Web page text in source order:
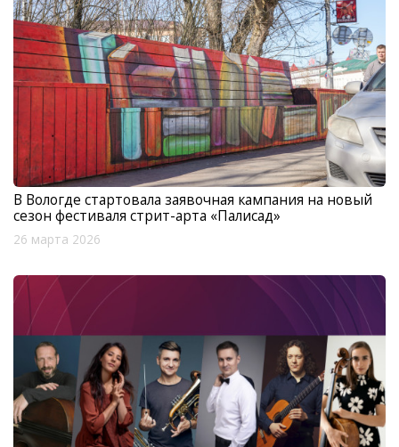
В Вологде стартовала заявочная кампания на новый
сезон фестиваля стрит-арта «Палисад»
26 марта 2026